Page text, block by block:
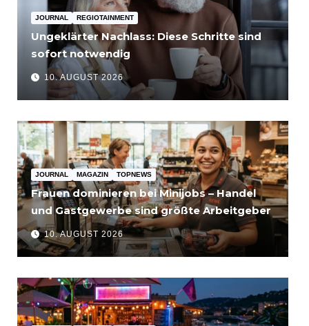
JOURNAL REGIOTAINMENT
Ungeklärter Nachlass: Diese Schritte sind
sofort notwendig
10. AUGUST 2026
JOURNAL MAGAZIN TOPNEWS
Frauen dominieren bei Minijobs – Handel
und Gastgewerbe sind größte Arbeitgeber
10. AUGUST 2026